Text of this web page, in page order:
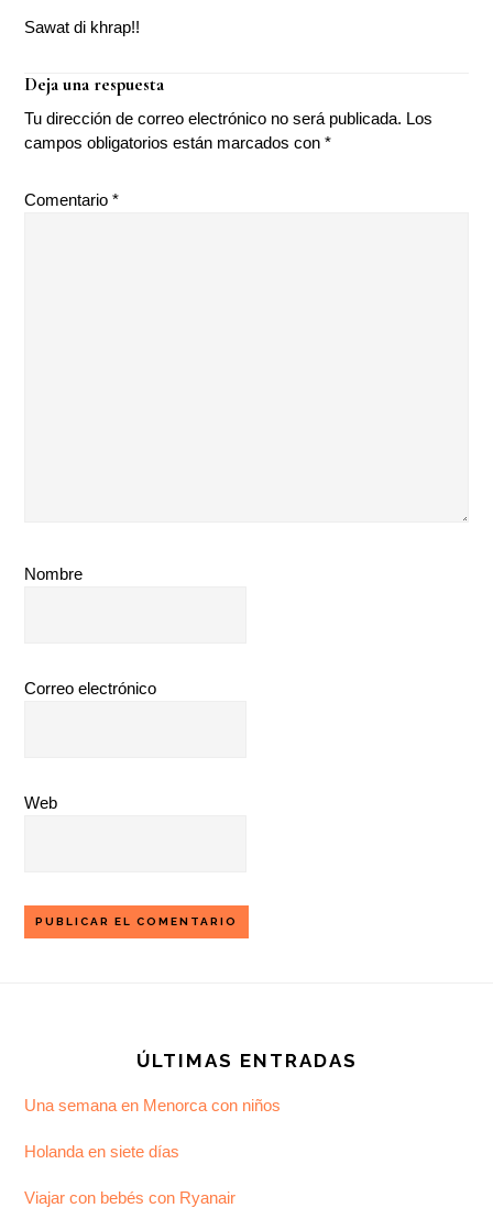
Sawat di khrap!!
Interacciones
con
los
lectores
Deja una respuesta
Tu dirección de correo electrónico no será publicada. Los
campos obligatorios están marcados con*
Comentario*
Nombre
Correo electrónico
Web
ÚLTIMAS ENTRADAS
Una semana en Menorca con niños
Holanda en siete días
Viajar con bebés con Ryanair